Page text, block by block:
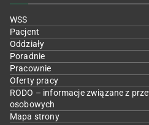
WSS
Pacjent
Oddziały
Poradnie
Pracownie
Oferty pracy
RODO – informacje związane z
osobowych
Mapa strony